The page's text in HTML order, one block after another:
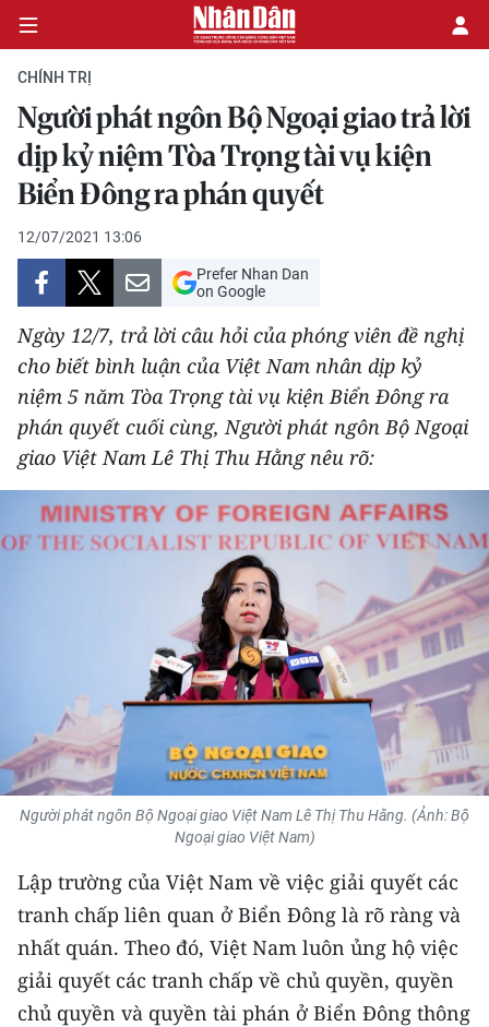
CHÍNH TRỊ
KINH TẾ
VĂN HÓA
XÃ HỘI
PHÁP LUẬT
DU LỊCH
THẾ GIỚI
THỂ THAO
KHOA HỌC - CÔNG NGHỆ
MÔI TRƯỜNG
BẠN ĐỌC
KIỂM CHỨNG THÔNG TIN
TRI THỨC CHUYÊN SÂU
54 DÂN TỘC VIỆT NAM
CHƯƠNG TRÌNH OCOP - MỖI XÃ
MỘT SẢN PHẨM
CHÍNH TRỊ
Người phát ngôn Bộ Ngoại giao trả lời
dịp kỷ niệm Tòa Trọng tài vụ kiện
Biển Đông ra phán quyết
12/07/2021 13:06
Prefer Nhan Dan
on Google
Ngày 12/7, trả lời câu hỏi của phóng viên đề nghị
cho biết bình luận của Việt Nam nhân dịp kỷ
niệm 5 năm Tòa Trọng tài vụ kiện Biển Đông ra
phán quyết cuối cùng, Người phát ngôn Bộ Ngoại
giao Việt Nam Lê Thị Thu Hằng nêu rõ:
Người phát ngôn Bộ Ngoại giao Việt Nam Lê Thị Thu Hằng. (Ảnh: Bộ
Ngoại giao Việt Nam)
Lập trường của Việt Nam về việc giải quyết các
tranh chấp liên quan ở Biển Đông là rõ ràng và
nhất quán. Theo đó, Việt Nam luôn ủng hộ việc
giải quyết các tranh chấp về chủ quyền, quyền
chủ quyền và quyền tài phán ở Biển Đông thông